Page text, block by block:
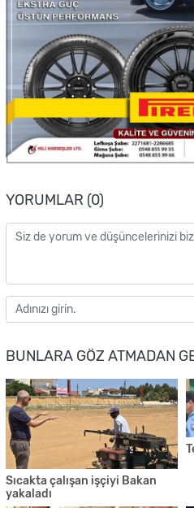
YORUMLAR (0)
BUNLARA GÖZ ATMADAN
Sıcakta çalışan işçiyi Bakan
yakaladı